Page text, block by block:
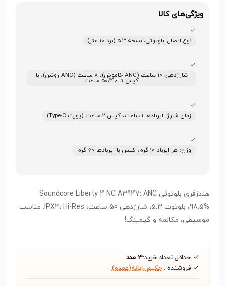
ویژگی‌های کالا
نوع اتصال: بلوتوثی، نسخه 5.3 (برد 10 متر)
شارژدهی: 10 ساعت (ANC خاموش)، 8 ساعت (ANC روشن)، با
کیس تا 50/40 ساعت
زمان شارژ: ایربادها 1 ساعت، کیس 2 ساعت (پورت Type-C)
وزن: هر ایرباد 10 گرم، کیس با ایربادها 60 گرم
هندزفری بلوتوثی Soundcore Liberty 4 NC A3947: ANC
98.5%، بلوتوث 5.3، شارژدهی 50 ساعت، IPX4، Hi-Res. مناسب
موسیقی، مکالمه و گیمینگ!
حداقل تعداد خرید:3 عدد
فروشنده :حکیم رایانه(عمده)